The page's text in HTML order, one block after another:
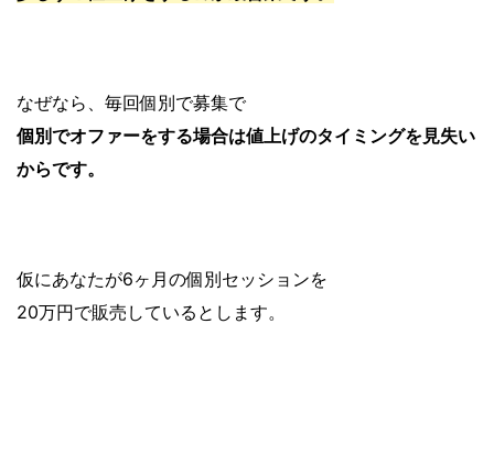
なぜなら、毎回個別で募集で
個別でオファーをする場合は値上げのタイミングを見失い
からです。
仮にあなたが6ヶ月の個別セッションを
20万円で販売しているとします。